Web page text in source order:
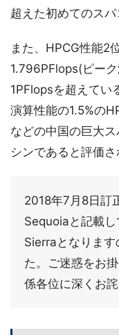
超えた初めてのスパ
また、HPCG性能2
1.796PFlops(ピー
1PFlopsを超えてい
演算性能の1.5%の
などの中国の巨大
シンであると評価さ
2018年7月8日訂
Sequoiaと記載
Sierraとなりま
た。ご迷惑をお
係各位に深くお